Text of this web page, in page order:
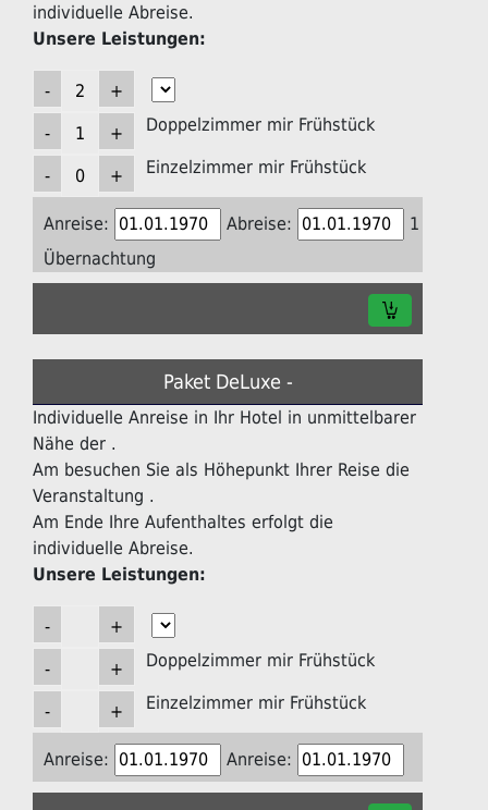
individuelle Abreise.
Unsere Leistungen:
Doppelzimmer mir Frühstück
Einzelzimmer mir Frühstück
Anreise: Abreise:
1
Übernachtung
Paket DeLuxe -
Individuelle Anreise in Ihr Hotel in unmittelbarer
Nähe der .
Am besuchen Sie als Höhepunkt Ihrer Reise die
Veranstaltung .
Am Ende Ihre Aufenthaltes erfolgt die
individuelle Abreise.
Unsere Leistungen:
Doppelzimmer mir Frühstück
Einzelzimmer mir Frühstück
Anreise: Anreise: